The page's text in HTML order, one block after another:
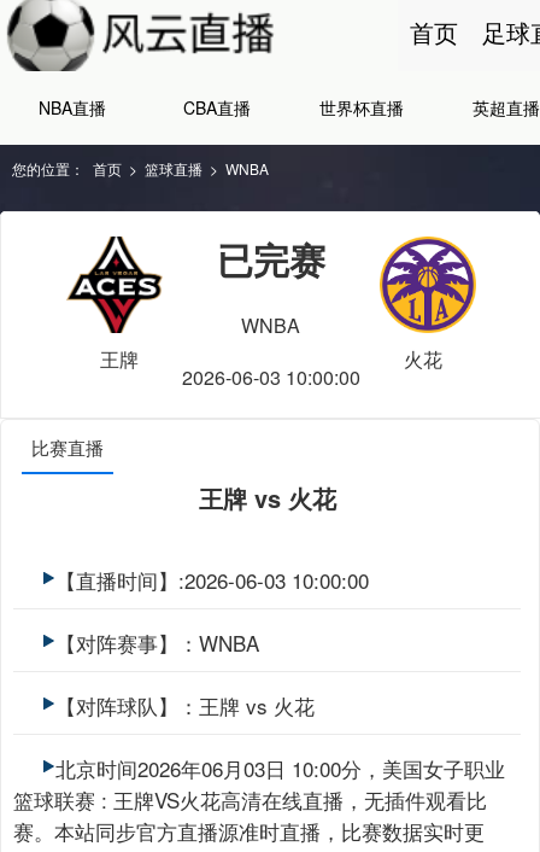
首页 足球
NBA直播 CBA直播 世界杯直播 英超直播
您的位置： 首页 > 篮球直播 > WNBA
王牌
已完赛
WNBA
2026-06-03 10:00:00
火花
比赛直播
王牌 vs 火花
【直播时间】:2026-06-03 10:00:00
【对阵赛事】：WNBA
【对阵球队】：王牌 vs 火花
北京时间2026年06月03日 10:00分，美国女子职业
篮球联赛 : 王牌VS火花高清在线直播，无插件观看比
赛。本站同步官方直播源准时直播，比赛数据实时更